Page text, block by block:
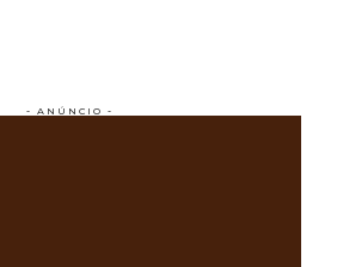
- ANÚNCIO -